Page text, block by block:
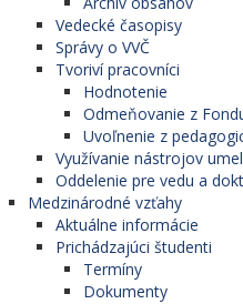
Vedecké časopisy
Správy o VVČ
Tvoriví pracovníci
Hodnotenie
Odmeňovanie z
Uvoľnenie z
Využívanie nástrojov
Oddelenie pre vedu a
Medzinárodné vzťahy
Aktuálne informácie
Prichádzajúci študenti
Termíny
Dokumenty